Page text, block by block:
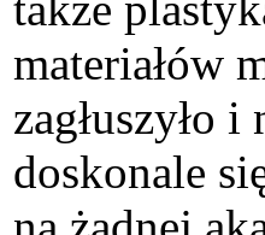
materiałów
zagłuszyło
doskonale